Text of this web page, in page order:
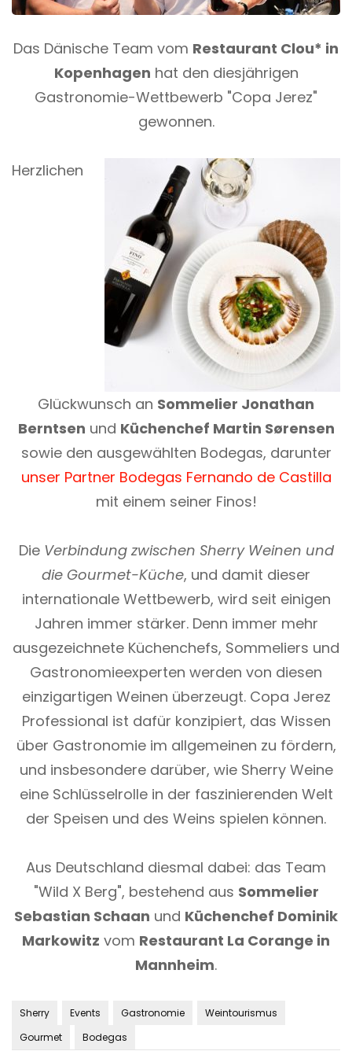
Das Dänische Team vom Restaurant Clou* in
Kopenhagen hat den diesjährigen
Gastronomie-Wettbewerb "Copa Jerez"
gewonnen.
Herzlichen
Glückwunsch an Sommelier Jonathan
Berntsen und Küchenchef Martin Sørensen
sowie den ausgewählten Bodegas, darunter
unser Partner Bodegas Fernando de Castilla
mit einem seiner Finos!
Die Verbindung zwischen Sherry Weinen und
die Gourmet-Küche, und damit dieser
internationale Wettbewerb, wird seit einigen
Jahren immer stärker. Denn immer mehr
ausgezeichnete Küchenchefs, Sommeliers und
Gastronomieexperten werden von diesen
einzigartigen Weinen überzeugt. Copa Jerez
Professional ist dafür konzipiert, das Wissen
über Gastronomie im allgemeinen zu fördern,
und insbesondere darüber, wie Sherry Weine
eine Schlüsselrolle in der faszinierenden Welt
der Speisen und des Weins spielen können.
Aus Deutschland diesmal dabei: das Team
"Wild X Berg", bestehend aus Sommelier
Sebastian Schaan und Küchenchef Dominik
Markowitz vom Restaurant La Corange in
Mannheim.
Sherry Events Gastronomie
Weintourismus
Gourmet
Bodegas